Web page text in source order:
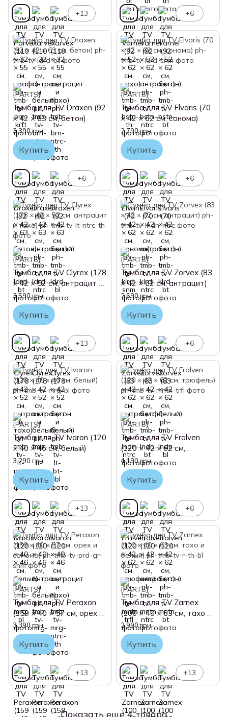
+13 +6
Тумба для TV Draxen (92
× 42 × 63 см, бетон)
3 390 грн
Купить
+6
Тумба для TV Elvaris (70
× 42 × 62 см, сонома)
2 790 грн
Купить
+6
Тумба для TV Clyrex (178
× 42 × 52 см, антрацит и
тахо)
3 590 грн
Купить
+13
Тумба для TV Zorvex (83
× 42 × 62 см, антрацит)
2 690 грн
Купить
+6
Тумба для TV Ivaron (120
× 40 × 46 см, белый)
3 290 грн
Купить
+13
Тумба для TV Fralven
(120 × 42 × 62 см,
трюфель)
4 190 грн
Купить
+6
Тумба для TV Peraxon
(159 × 40 × 57 см, орех и
сонома)
3 390 грн
Купить
+13
Тумба для TV Zarnex
(100 × 40 × 63 см, тахо и
белый)
2 990 грн
Купить
+13
Показать еще 4 товара